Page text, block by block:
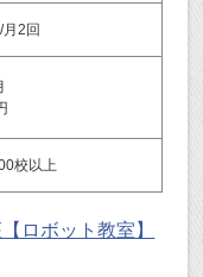
2回
校以上
ロボット教室】